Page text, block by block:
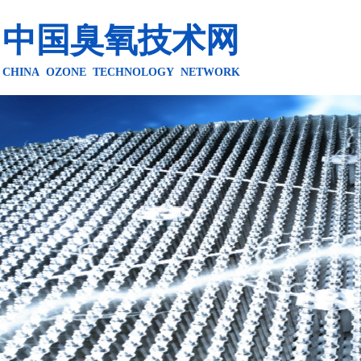
中国臭氧技术网
CHINA OZONE TECHNOLOGY NETWORK